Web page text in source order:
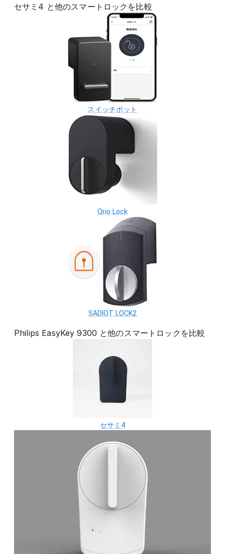
セサミ4 と他のスマートロック を比較
スイッチボット
Qrio Lock
SADIOT LOCK2
Philips EasyKey 9300 と他のスマートロック を比較
セサミ4